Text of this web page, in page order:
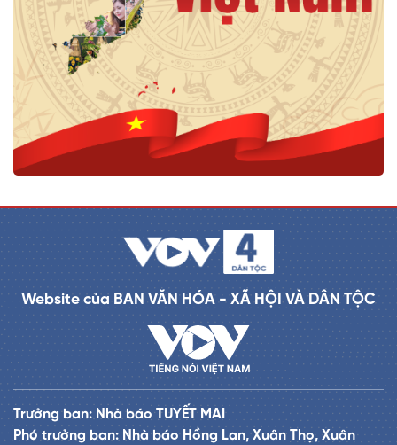
Website của BAN VĂN HÓA - XÃ HỘI VÀ DÂN TỘC
Trưởng ban: Nhà báo TUYẾT MAI
Phó trưởng ban: Nhà báo Hồng Lan, Xuân Thọ, Xuân